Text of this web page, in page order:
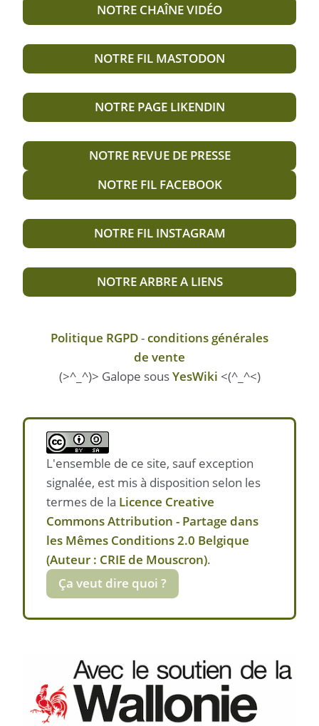
NOTRE CHAÎNE VIDÉO
NOTRE FIL MASTODON
NOTRE PAGE LIKENDIN
NOTRE REVUE DE PRESSE
NOTRE FIL FACEBOOK
NOTRE FIL INSTAGRAM
NOTRE ARBRE A LIENS
Politique RGPD-conditions générales
de vente
(>^_^)> Galope sousYesWiki <(^_^<)
L'ensemble de ce site, sauf exception
signalée, est mis à disposition selon les
termes de la Licence Creative
Commons Attribution - Partage dans
les Mêmes Conditions 2.0 Belgique
(Auteur : CRIE de Mouscron).
Ça veut dire quoi ?